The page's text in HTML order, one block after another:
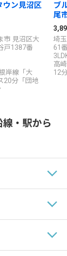
ウン見沼区
市 見沼区大
戸1387番
岸線「大
20分「団地
ブ
尾
埼
61
高
12
・駅から